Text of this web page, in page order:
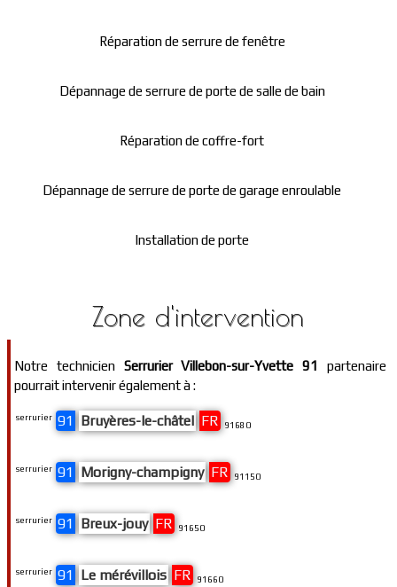
Réparation de serrure de fenêtre
Dépannage de serrure de porte de salle de bain
Réparation de coffre-fort
Dépannage de serrure de porte de garage enroulable
Installation de porte
Zone d'intervention
Notre technicien Serrurier Villebon-sur-Yvette 91
partenaire
pourrait intervenir également à :
serrurier 91 Le mérévillois FR 91660
serrurier 91 Breux-jouy FR 91650
serrurier 91 Morigny-champigny FR 91150
serrurier 91 Bruyères-le-châtel FR 91680